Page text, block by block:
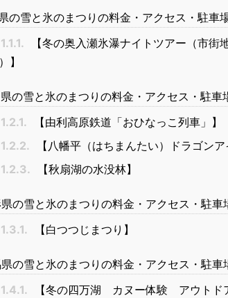
の雪と氷のまつりの料金・アクセス・駐車
1.1.1.
【冬の奥入瀬氷瀑ナイトツアー（市街
】
の雪と氷のまつりの料金・アクセス・駐車
1.2.1.
【由利高原鉄道「おひなっこ列車」】
1.2.2.
【八幡平（はちまんたい）ドラゴンア
1.2.3.
【秋扇湖の水没林】
の雪と氷のまつりの料金・アクセス・駐車
1.3.1.
【白つつじまつり】
の雪と氷のまつりの料金・アクセス・駐車
1.4.1.
【冬の四万湖 カヌー体験 アウトド